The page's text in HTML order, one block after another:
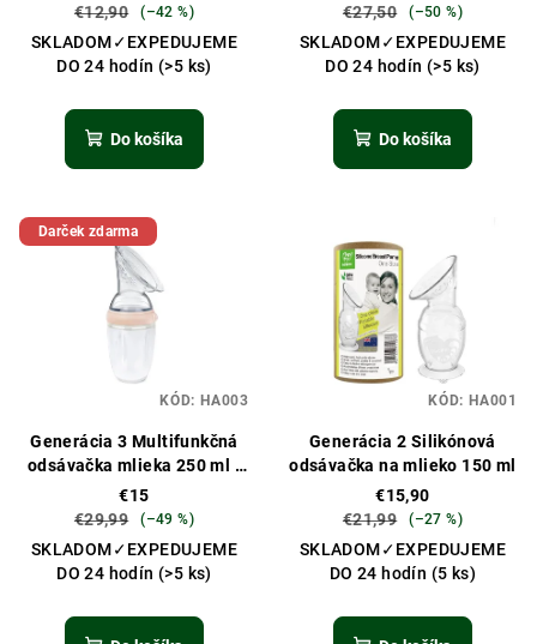
€12,90
(–42 %)
SKLADOM✓EXPEDUJEME
DO 24 hodín (>5 ks)
Do košíka
€27,50
(–50 %)
SKLADOM✓EXPEDUJEME
DO 24 hodín (>5 ks)
Do košíka
Darček zdarma
Generácia 3 Multifunkčná
odsávačka mlieka 250 ml -
broskyňová
€15
€29,99
(–49 %)
SKLADOM✓EXPEDUJEME
DO 24 hodín (>5 ks)
KÓD: HA003
Generácia 2 Silikónová
odsávačka na mlieko 150 ml
€15,90
€21,99
(–27 %)
SKLADOM✓EXPEDUJEME
DO 24 hodín (5 ks)
KÓD: HA001